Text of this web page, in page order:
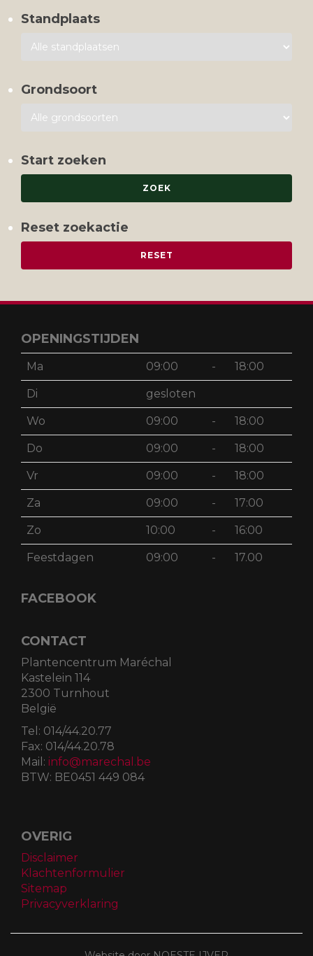
Standplaats
Grondsoort
Start zoeken
Reset zoekactie
OPENINGSTIJDEN
Ma 09:00 - 18:00
Di gesloten
Wo 09:00 - 18:00
Do 09:00 - 18:00
Vr 09:00 - 18:00
Za 09:00 - 17:00
Zo 10:00 - 16:00
Feestdagen 09:00 - 17.00
FACEBOOK
CONTACT
Plantencentrum Maréchal
Kastelein 114
2300 Turnhout
België
Tel: 014/44.20.77
Fax: 014/44.20.78
Mail: info@marechal.be
BTW: BE0451 449 084
OVERIG
Disclaimer
Klachtenformulier
Sitemap
Privacyverklaring